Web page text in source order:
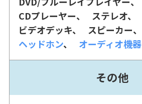
CDプレーヤー
ステレオ
ビデオデッキ
スピーカー
ヘッドホン
オーディオ機器
その他